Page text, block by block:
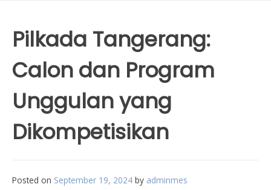
Pilkada Tangerang:
Calon dan Program
Unggulan yang
Dikompetisikan
Posted on September 19, 2024 by adminmes